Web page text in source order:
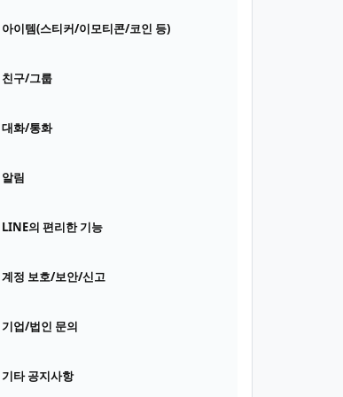
아이템(스티커/이모티콘/코인 등)
친구/그룹
대화/통화
알림
LINE의 편리한 기능
계정 보호/보안/신고
기업/법인 문의
기타 공지사항